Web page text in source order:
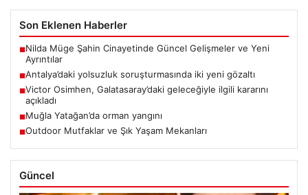
Son Eklenen Haberler
■Nilda Müge Şahin Cinayetinde Güncel Gelişmeler ve Yeni
Ayrıntılar
■Antalya’daki yolsuzluk soruşturmasında iki yeni gözaltı
■Victor Osimhen, Galatasaray’daki geleceğiyle ilgili kararını
açıkladı
■Muğla Yatağan’da orman yangını
■Outdoor Mutfaklar ve Şık Yaşam Mekanları
Güncel